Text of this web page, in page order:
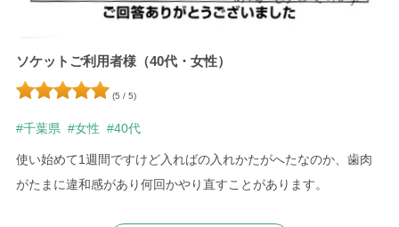
ソケットご利用者様（40代・女性）
(5 / 5)
#千葉県 #女性 #40代
使い始めて1週間ですけど入ればの入れかたがへたなのか、歯肉
がたまに違和感があり何回かやり直すことがあります。